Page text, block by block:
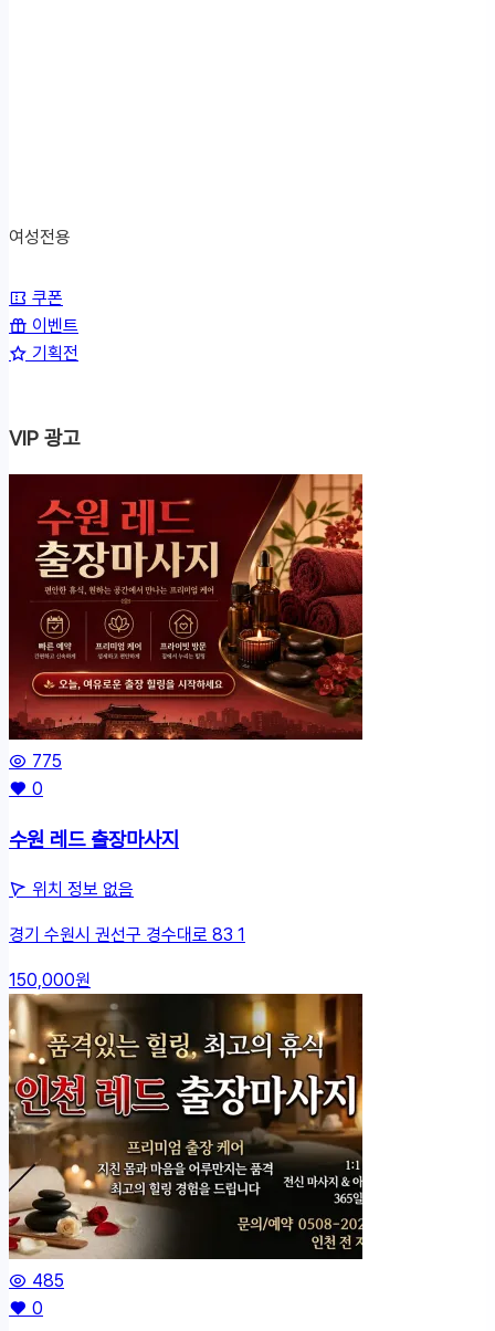
여성전용
쿠
폰/
이
트/
쿠폰
이벤트
기획전
VIP 광고
775
0
수원 레드 출장마사지
위치 정보 없음
경기 수원시 권선구 경수대로 83 1
150,000원
485
0